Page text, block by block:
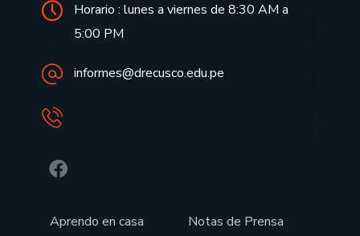
Horario : lunes a viernes de 8:30 AM a
5:00 PM
informes@drecusco.edu.pe
Aprendo en casa
Notas de Prensa